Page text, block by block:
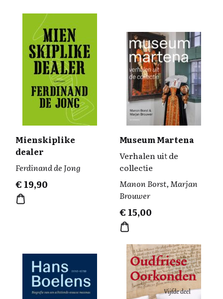
Mienskiplike
dealer
Ferdinand de Jong
€ 19,90
Museum Martena
Verhalen uit de
collectie
Manon Borst, Marjan
Brouwer
€ 15,00